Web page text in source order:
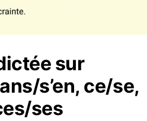
sur
s’en, ce/se,
ses